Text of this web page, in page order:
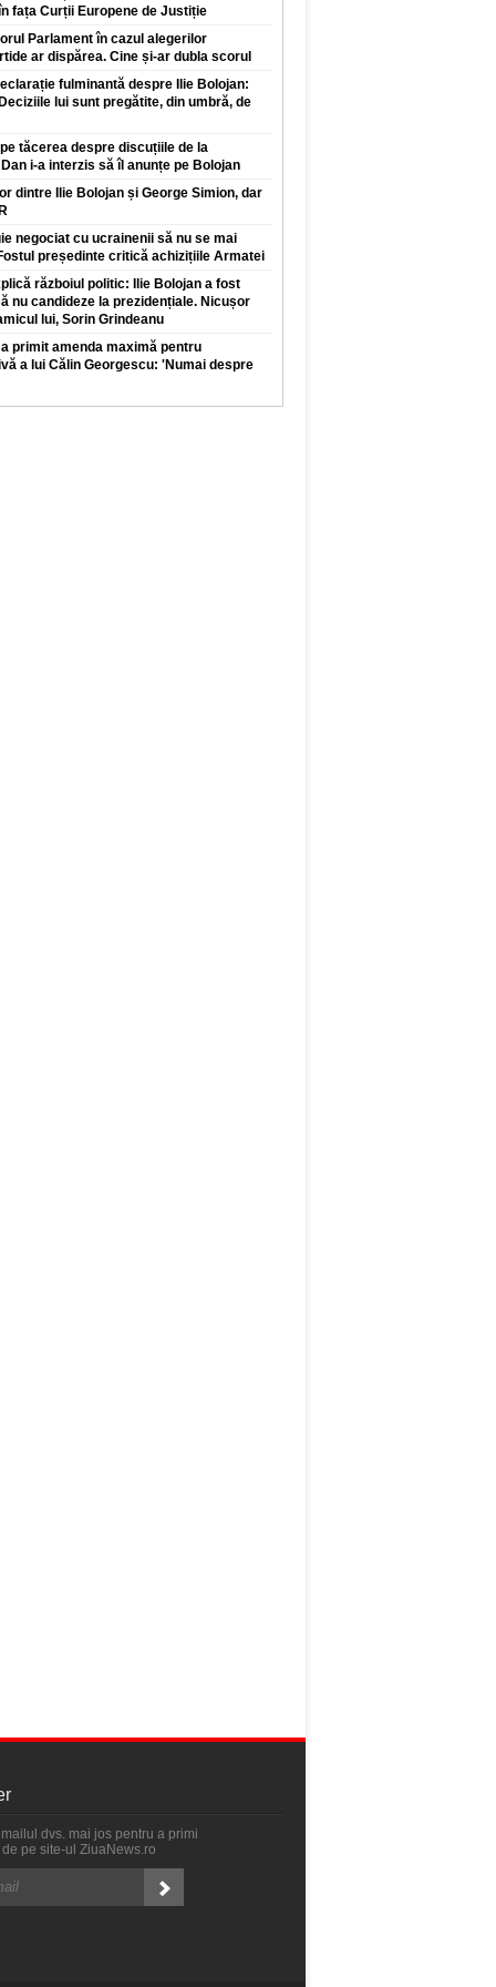
fața Curții Europene de Justiție
Parlament în cazul alegerilor
ar dispărea. Cine și-ar dubla scorul
fulminantă despre Ilie Bolojan:
lui sunt pregătite, din umbră, de
tăcerea despre discuțiile de la
i-a interzis să îl anunțe pe Bolojan
dintre Ilie Bolojan și George Simion, dar
negociat cu ucrainenii să nu se mai
președinte critică achizițiile Armatei
războiul politic: Ilie Bolojan a fost
nu candideze la prezidențiale. Nicușor
lui, Sorin Grindeanu
primit amenda maximă pentru
a lui Călin Georgescu: 'Numai despre
dvs. mai jos pentru a primi
pe site-ul ZiuaNews.ro